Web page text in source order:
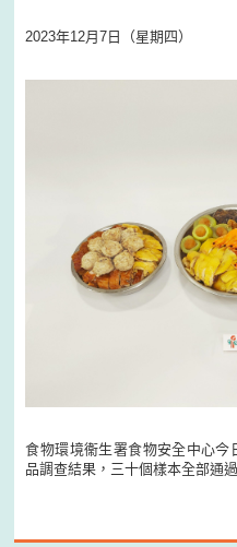
2023年12月7日（星期四）
食物環境衞生署食物安全中心
品調查結果，三十個樣本全部通